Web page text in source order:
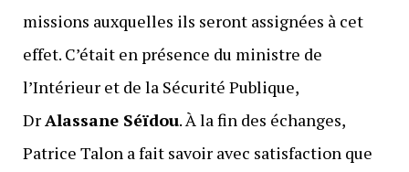
missions auxquelles ils seront assignées à cet
effet. C’était en présence du ministre de
l’Intérieur et de la Sécurité Publique,
Dr Alassane Séïdou. À la fin des échanges,
Patrice Talon a fait savoir avec satisfaction que